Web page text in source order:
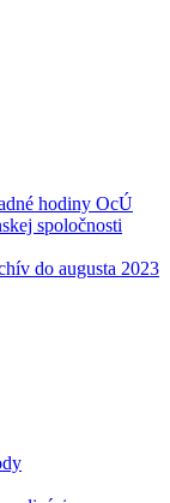
hodiny OcÚ
spoločnosti
do augusta 2023